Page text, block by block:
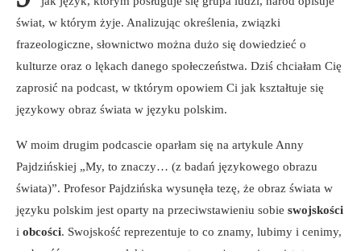
świat, w którym żyje. Analizując określenia, związki
frazeologiczne, słownictwo można dużo się dowiedzieć o
kulturze oraz o lękach danego społeczeństwa. Dziś chciałam Cię
zaprosić na podcast, w tktórym opowiem Ci jak kształtuje się
językowy obraz świata w języku polskim.
W moim drugim podcascie oparłam się na artykule Anny
Pajdzińskiej „My, to znaczy… (z badań językowego obrazu
świata)”. Profesor Pajdzińska wysunęła tezę, że obraz świata w
języku polskim jest oparty na przeciwstawieniu sobie swojskości
i obcości. Swojskość reprezentuje to co znamy, lubimy i cenimy,